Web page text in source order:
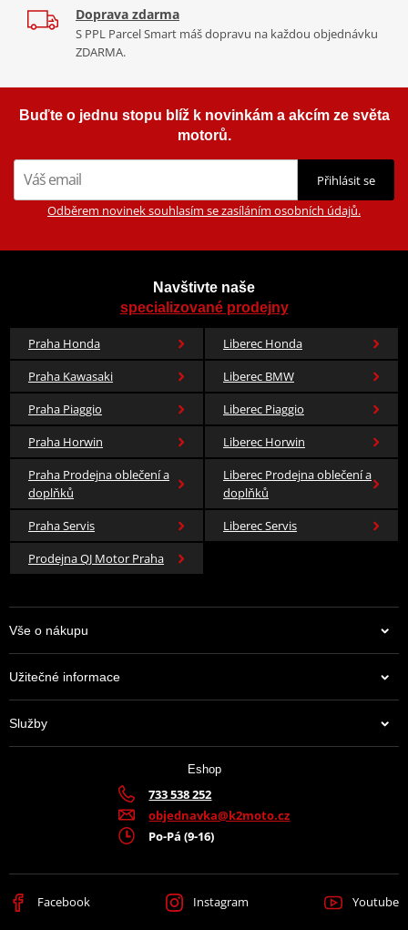
NGK katalog 2017
Spec sheet – specifikační list NICKEL SPARK PLUGS
Doprava zdarma
S PPL Parcel Smart máš dopravu na každou objednávku
ZDARMA.
Buďte o jednu stopu blíž k novinkám a akcím ze světa
motorů.
Přihlásit se
Odběrem novinek souhlasím se zasíláním osobních údajů.
Navštivte naše
specializované prodejny
Praha Honda
Liberec Honda
Praha Kawasaki
Liberec BMW
Praha Piaggio
Liberec Piaggio
Praha Horwin
Liberec Horwin
Praha Prodejna oblečení a
doplňků
Liberec Prodejna oblečení a
doplňků
Praha Servis
Liberec Servis
Prodejna QJ Motor Praha
Vše o nákupu
Užitečné informace
Služby
Eshop
733 538 252
objednavka@k2moto.cz
Po-Pá (9-16)
Facebook Instagram Youtube